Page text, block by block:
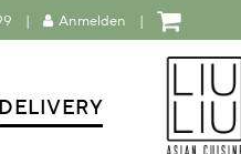
| Anmelden |
DELIVERY